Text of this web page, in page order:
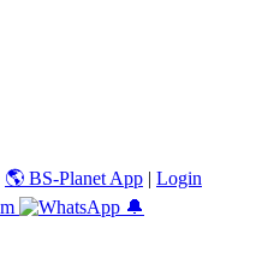
🌎 BS-Planet App | Login
🔔